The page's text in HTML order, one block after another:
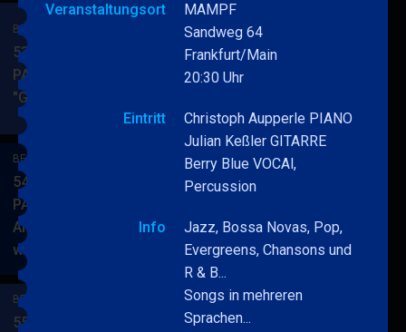
BERRY BLUE & BAND
53. JAZZ Matinee in den
PARKSIDE STUDIOS
"Gypsy Jazz"
BLUE
BERRY BLUE & BAND
54. JAZZ Matinee in den
PARKSIDE STUDIOS
American Songbook
wunderbare Musik
BERRY
BLUE
BAND
BERRY BLUE & BAND
55. JAZZ Matinee in den
Veranstaltungsort
MAMPF
Sandweg 64
Frankfurt/Main
20:30 Uhr
Eintritt
Christoph Aupperle PIANO
Julian Keßler GITARRE
Berry Blue VOCAl,
Percussion
Info
Jazz, Bossa Novas, Pop,
Evergreens, Chansons und
R & B...
Songs in mehreren
Sprachen...